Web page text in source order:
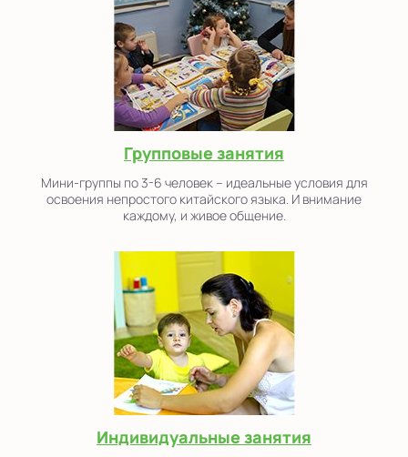
Групповые занятия
Мини-группы по 3-6 человек – идеальные условия для
освоения непростого китайского языка. И внимание
каждому, и живое общение.
Индивидуальные занятия